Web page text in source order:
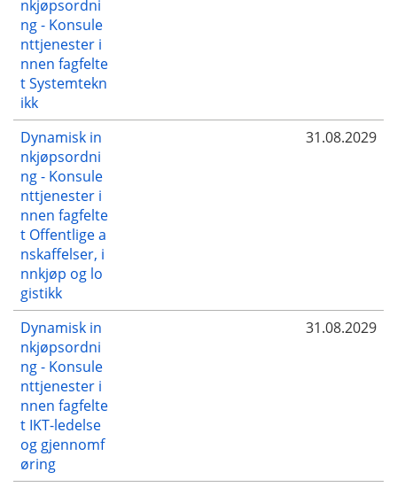
nkjøpsordni
ng - Konsule
nttjenester i
nnen fagfelte
t Systemtekn
ikk
Dynamisk in
nkjøpsordni
ng - Konsule
nttjenester i
nnen fagfelte
t Offentlige a
nskaffelser, i
nnkjøp og lo
gistikk
31.08.2029
Dynamisk in
nkjøpsordni
ng - Konsule
nttjenester i
nnen fagfelte
t IKT-ledelse
og gjennomf
øring
31.08.2029